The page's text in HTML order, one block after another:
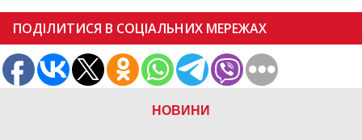
НОВИНИ
ПОДІЛИТИСЯ В СОЦІАЛЬНИХ МЕРЕЖАХ